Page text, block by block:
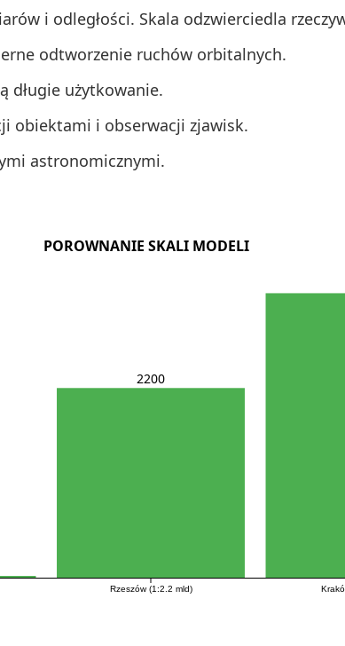
i odległości. Skala odzwierciedla
odtworzenie ruchów orbitalnych.
długie użytkowanie.
obiektami i obserwacji zjawisk.
astronomicznymi.
POROWNANIE SKALI MODELI
Rzeszów (1:2.2 mld)
2200